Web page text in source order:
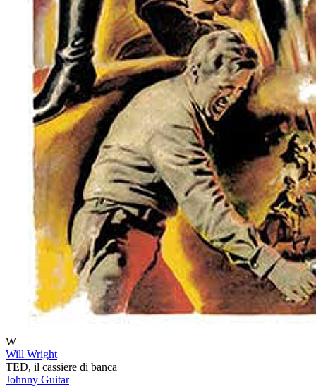
W
Will Wright
TED, il cassiere di banca
Johnny Guitar